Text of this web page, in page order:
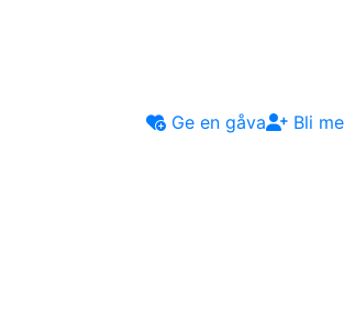
Ge en gåva Bli